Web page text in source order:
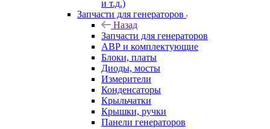
и т.д.)
Запчасти для генераторов
Назад
Запчасти для генераторов
АВР и комплектующие
Блоки, платы
Диоды, мосты
Измерители
Конденсаторы
Крыльчатки
Крышки, ручки
Панели генераторов